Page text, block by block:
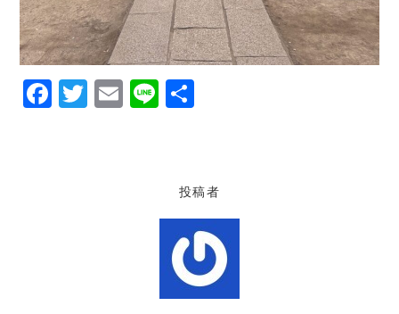
F
T
E
Li
投稿者